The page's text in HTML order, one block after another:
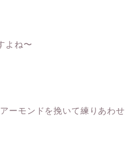
よね〜
ーモンドを挽いて練りあわせ